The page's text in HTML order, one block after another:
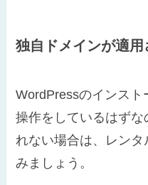
独自ドメインが適用
WordPressのインス
操作をしているはずな
れない場合は、レン
みましょう。